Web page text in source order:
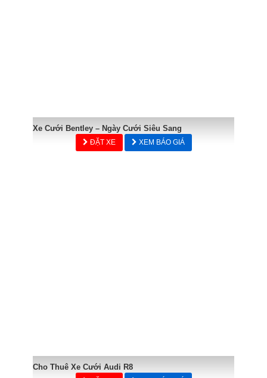
Xe Cưới Bentley – Ngày Cưới Siêu Sang
ĐẶT XE XEM BÁO GIÁ
Cho Thuê Xe Cưới Audi R8